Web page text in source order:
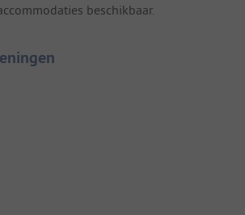
beschikbaar.